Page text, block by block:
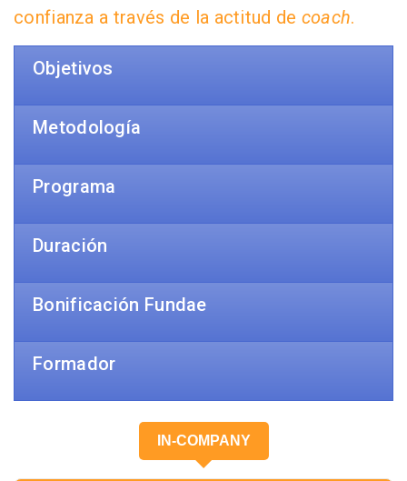
confianza a través de la actitud de coach.
Objetivos
Metodología
Programa
Duración
Bonificación Fundae
Formador
IN-COMPANY